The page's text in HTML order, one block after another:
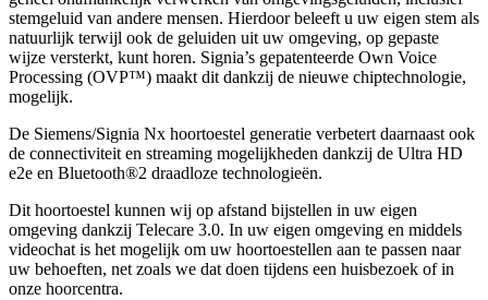
stemgeluid van andere mensen. Hierdoor beleeft u uw eigen stem als
natuurlijk terwijl ook de geluiden uit uw omgeving, op gepaste
wijze versterkt, kunt horen. Signia’s gepatenteerde Own Voice
Processing (OVP™) maakt dit dankzij de nieuwe chiptechnologie,
mogelijk.
De Siemens/Signia Nx hoortoestel generatie verbetert daarnaast ook
de connectiviteit en streaming mogelijkheden dankzij de Ultra HD
e2e en Bluetooth®2 draadloze technologieën.
Dit hoortoestel kunnen wij op afstand bijstellen in uw eigen
omgeving dankzij Telecare 3.0. In uw eigen omgeving en middels
videochat is het mogelijk om uw hoortoestellen aan te passen naar
uw behoeften, net zoals we dat doen tijdens een huisbezoek of in
onze hoorcentra.